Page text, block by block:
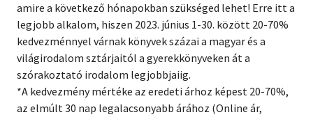
Hobbi, szabadidő
Irodalom
Művészet
Szakkönyv
amire a következő hónapokban szükséged lehet! Erre itt a
legjobb alkalom, hiszen 2023. június 1-30. között 20-70%
kedvezménnyel várnak könyvek százai a magyar és a
világirodalom sztárjaitól a gyerekkönyveken át a
szórakoztató irodalom legjobbjaiig.
*A kedvezmény mértéke az eredeti árhoz képest 20-70%,
az elmúlt 30 nap legalacsonyabb árához (Online ár,